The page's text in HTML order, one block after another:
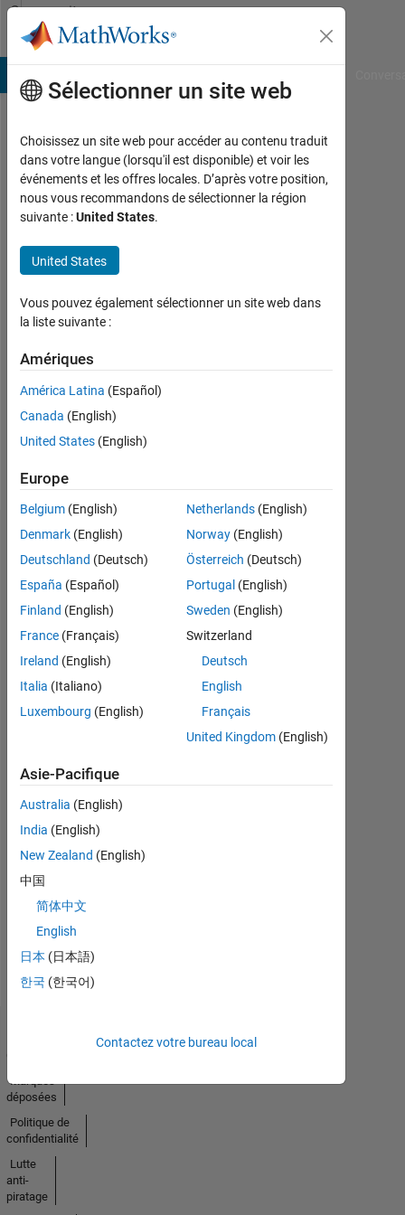
Passer au contenu
Community
Profile
Arpit
Srivastav
Last
environ
6 ans il
0
Following:
0
Tableau de bord
Feeds
Pas
d'activité
Sélectionner un site web
Choisissez un site web pour accéder au contenu traduit
dans votre langue (lorsqu'il est disponible) et voir les
événements et les offres locales. D’après votre position,
nous vous recommandons de sélectionner la région
suivante :United States.
United States
Vous pouvez également sélectionner un site web dans
la liste suivante :
Amériques
América Latina (Español)
Canada (English)
United States (English)
Europe
Belgium (English)
Denmark (English)
Deutschland (Deutsch)
España (Español)
Finland (English)
France (Français)
Ireland (English)
Italia (Italiano)
Luxembourg (English)
Netherlands(English)
Norway(English)
Österreich (Deutsch)
Portugal (English)
Sweden (English)
Switzerland
Deutsch
English
Français
United Kingdom(English)
Asie-Pacifique
Australia (English)
India (English)
New Zealand (English)
中国
简体中文
English
日本 (日本語)
한국 (한국어)
Contactez votre bureau local
Marques
déposées
Politique de
confidentialité
Lutte
anti-
piratage